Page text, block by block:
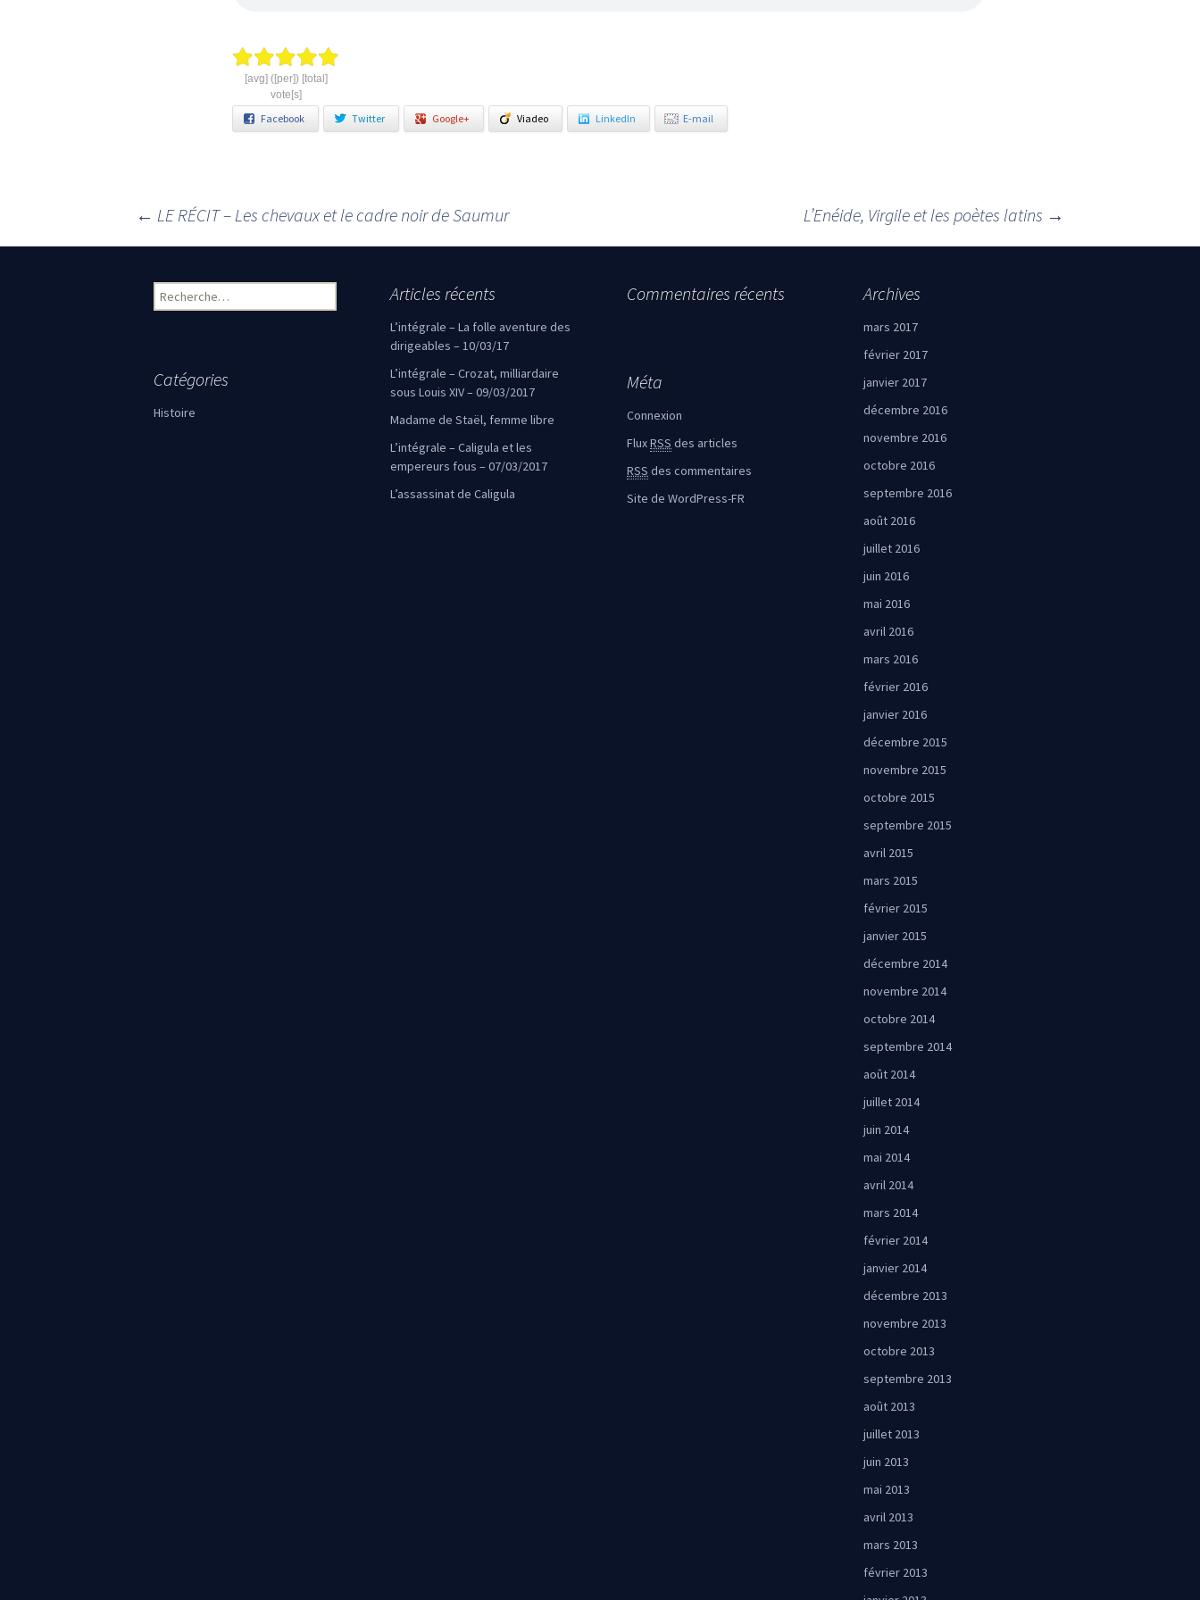
[avg] ([per]) [total]
vote[s]
Facebook Twitter Google+ Viadeo LinkedIn E-mail
Navigation des articles
← LE RÉCIT – Les chevaux et le cadre noir de Saumur L’Enéide, Virgile et les poètes latins →
Rechercher : Articles récents
L’intégrale – La folle aventure des
dirigeables – 10/03/17
L’intégrale – Crozat, milliardaire
sous Louis XIV – 09/03/2017
Madame de Staël, femme libre
L’intégrale – Caligula et les
empereurs fous – 07/03/2017
L’assassinat de Caligula
Commentaires récents Archives
mars 2017
février 2017
janvier 2017
décembre 2016
novembre 2016
octobre 2016
septembre 2016
août 2016
juillet 2016
juin 2016
mai 2016
avril 2016
mars 2016
février 2016
janvier 2016
décembre 2015
novembre 2015
octobre 2015
septembre 2015
avril 2015
mars 2015
février 2015
janvier 2015
décembre 2014
novembre 2014
octobre 2014
septembre 2014
août 2014
juillet 2014
juin 2014
mai 2014
avril 2014
mars 2014
février 2014
janvier 2014
décembre 2013
novembre 2013
octobre 2013
septembre 2013
août 2013
juillet 2013
juin 2013
mai 2013
avril 2013
mars 2013
février 2013
Catégories
Histoire
Méta
Connexion
FluxRSS des articles
RSS des commentaires
Site de WordPress-FR